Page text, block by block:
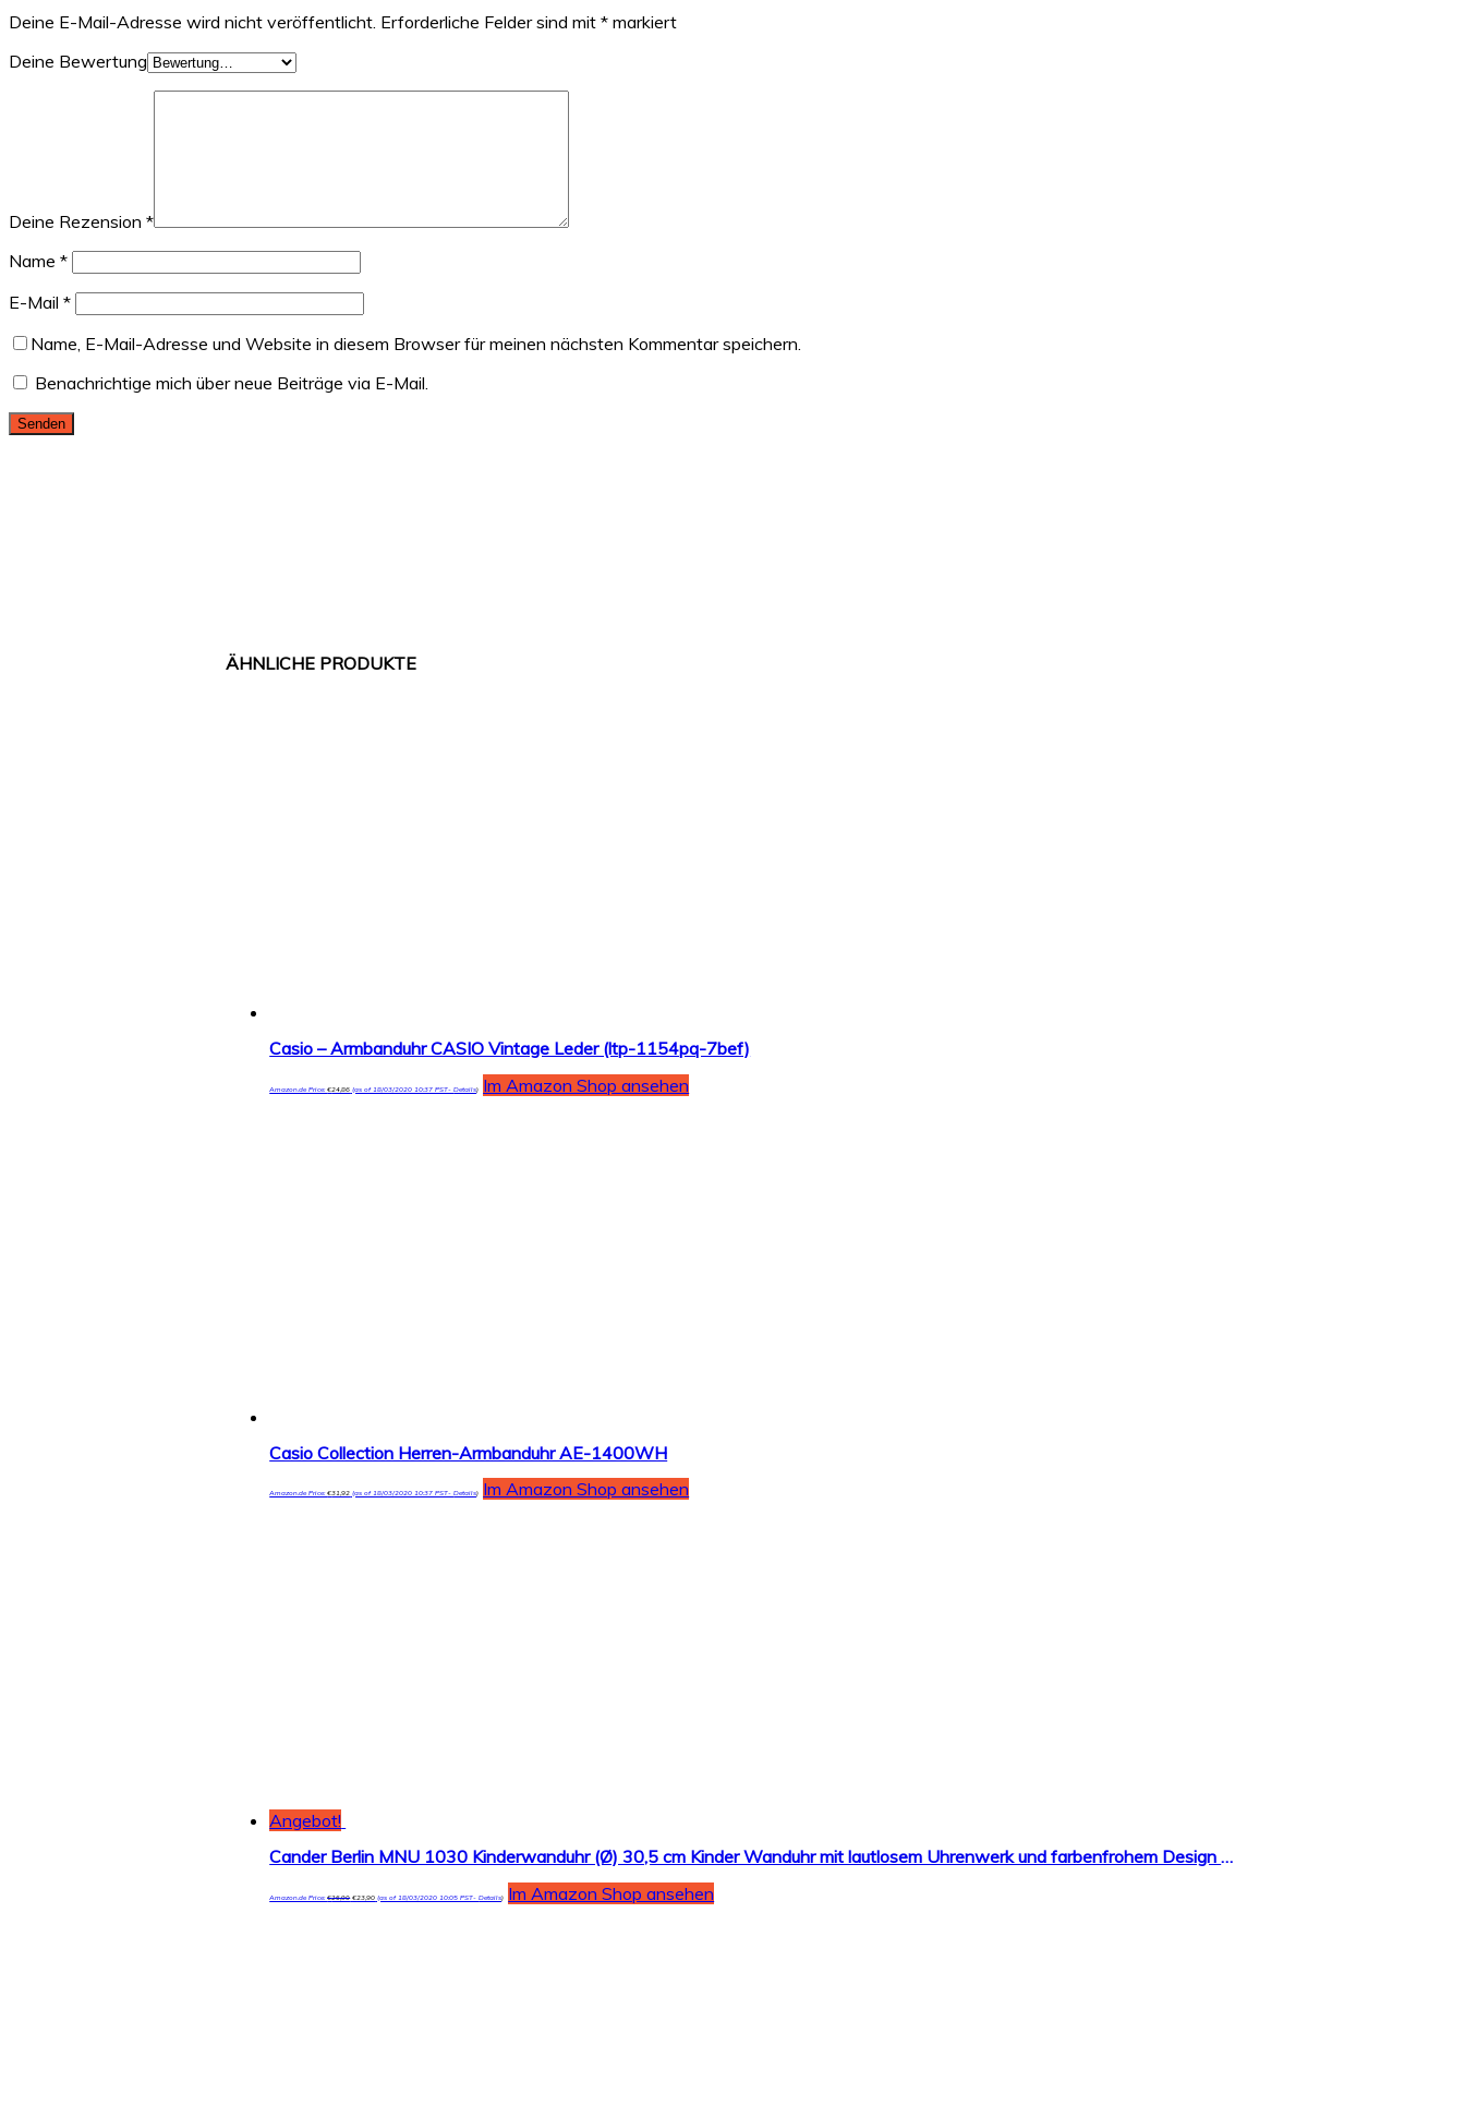
Deine E-Mail-Adresse wird nicht veröffentlicht. Erforderliche Felder sind mit * markiert
Deine Bewertung
Deine Rezension *
Name *
E-Mail *
Name, E-Mail-Adresse und Website in diesem Browser für meinen nächsten Kommentar speichern.
Benachrichtige mich über neue Beiträge via E-Mail.
Casio – Armbanduhr CASIO Vintage Leder (ltp-1154pq-7bef)
Amazon.de Price:€24,86 (as of 18/03/2020 10:37 PST-Details) Im Amazon Shop ansehen
Casio Collection Herren-Armbanduhr AE-1400WH
Amazon.de Price:€31,92 (as of 18/03/2020 10:37 PST-Details) Im Amazon Shop ansehen
Angebot!
Cander Berlin MNU 1030 Kinderwanduhr (Ø) 30,5 cm Kinder Wanduhr mit lautlosem Uhrenwerk und farbenfrohem Design – Ablesen der Uhrzeit lernen
Amazon.de Price:€26,90 €23,90 (as of 18/03/2020 10:05 PST-Details) Im Amazon Shop ansehen